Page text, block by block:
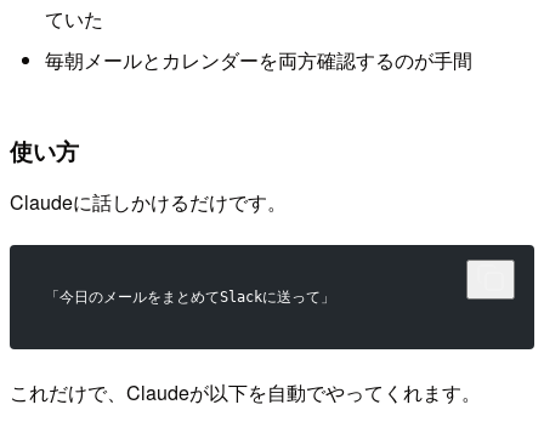
ていた
毎朝メールとカレンダーを両方確認するのが手間
使い方
Claudeに話しかけるだけです。
「今日のメールをまとめてSlackに送って」
これだけで、Claudeが以下を自動でやってくれます。